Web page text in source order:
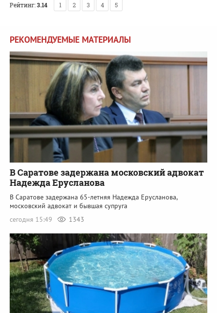
Рейтинг:3.14 1 2 3 4 5
РЕКОМЕНДУЕМЫЕ МАТЕРИАЛЫ
В Саратове задержана московский адвокат
Надежда Ерусланова
В Саратове задержана 65-летняя Надежда Ерусланова,
московский адвокат и бывшая супруга
сегодня 15:49
1343